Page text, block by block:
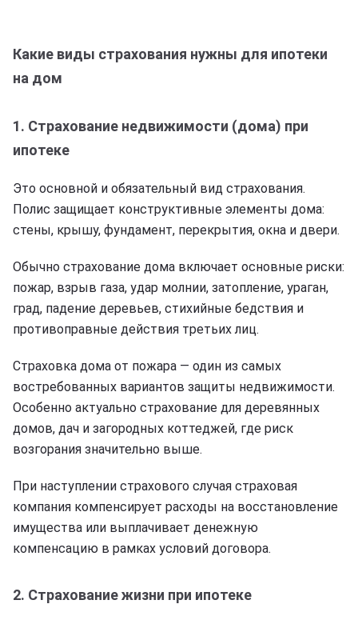
Какие виды страхования нужны для ипотеки
на дом
1. Страхование недвижимости (дома) при
ипотеке
Это основной и обязательный вид страхования.
Полис защищает конструктивные элементы дома:
стены, крышу, фундамент, перекрытия, окна и двери.
Обычно страхование дома включает основные риски:
пожар, взрыв газа, удар молнии, затопление, ураган,
град, падение деревьев, стихийные бедствия и
противоправные действия третьих лиц.
Страховка дома от пожара — один из самых
востребованных вариантов защиты недвижимости.
Особенно актуально страхование для деревянных
домов, дач и загородных коттеджей, где риск
возгорания значительно выше.
При наступлении страхового случая страховая
компания компенсирует расходы на восстановление
имущества или выплачивает денежную
компенсацию в рамках условий договора.
2. Страхование жизни при ипотеке